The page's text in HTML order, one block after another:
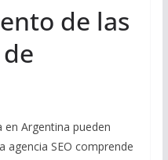
de las
en Argentina pueden
agencia SEO comprende